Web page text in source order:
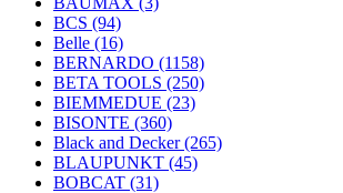
BCS (94)
Belle (16)
BERNARDO (1158)
BETA TOOLS (250)
BIEMMEDUE (23)
BISONTE (360)
Black and Decker(265)
BLAUPUNKT (45)
BOBCAT (31)